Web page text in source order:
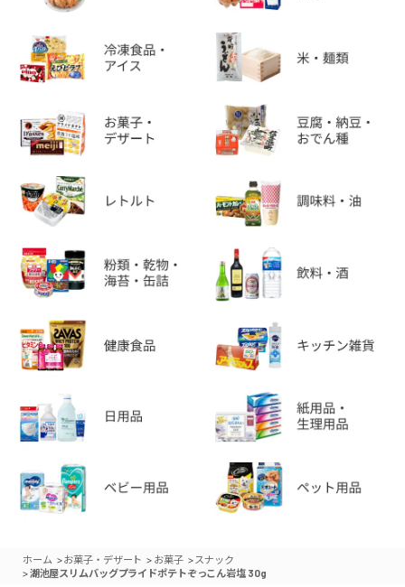
ホーム >お菓子・デザート > お菓子 > スナック
>湖池屋スリムバッグプライドポテトぞっこん岩塩 30g